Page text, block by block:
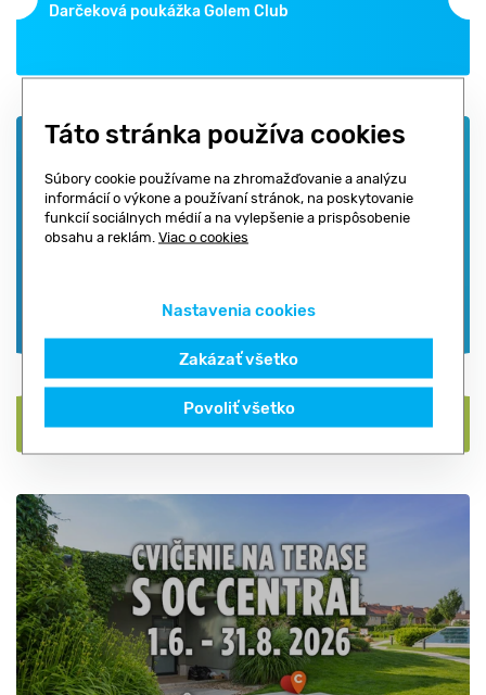
Darčeková poukážka Golem Club
FITNESS CENTRUM TOWER 115 BRATISLAVA
ISIC / ITIC zľava 10 %
Táto stránka používa cookies
Súbory cookie používame na zhromažďovanie a analýzu
informácií o výkone a používaní stránok, na poskytovanie
funkcií sociálnych médií a na vylepšenie a prispôsobenie
obsahu a reklám. Viac o cookies
Nastavenia cookies
Zakázať všetko
Povoliť všetko